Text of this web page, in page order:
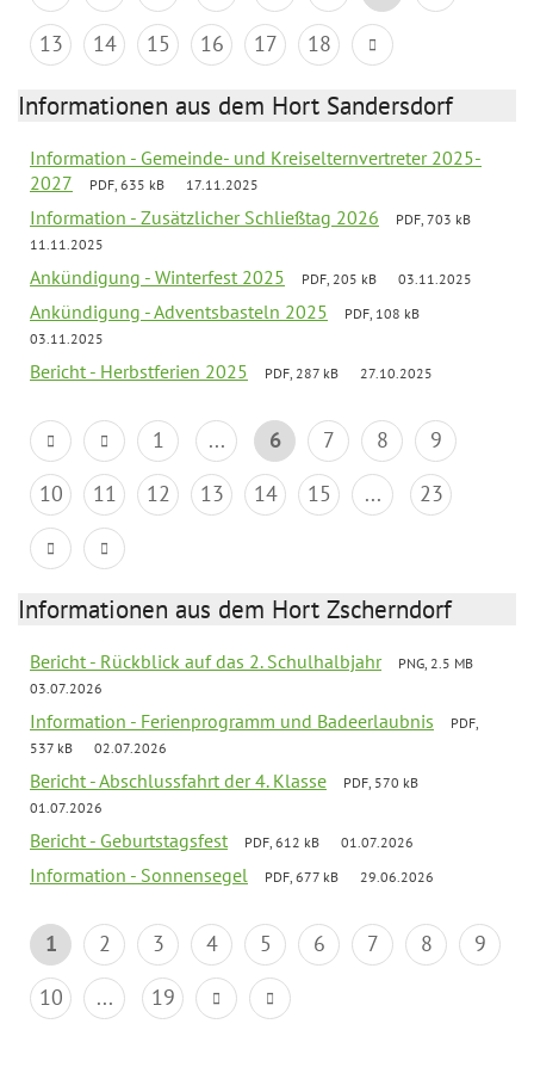
13
14 15 16 17 18
Informationen aus dem Hort Sandersdorf
Information - Gemeinde- und Kreiselternvertreter 2025-
2027
PDF, 635 kB 17.11.2025
Information - Zusätzlicher Schließtag 2026
PDF, 703 kB
11.11.2025
Ankündigung - Winterfest 2025 PDF, 205 kB 03.11.2025
Ankündigung - Adventsbasteln 2025
PDF, 108 kB
03.11.2025
Bericht - Herbstferien 2025 PDF, 287 kB 27.10.2025
1 ... 6 7 8
9
10
11 12 13 14 15 ... 23
Informationen aus dem Hort Zscherndorf
Bericht - Rückblick auf das 2. Schulhalbjahr
PNG, 2.5 MB
03.07.2026
Information - Ferienprogramm und Badeerlaubnis
PDF,
537 kB
02.07.2026
Bericht - Abschlussfahrt der 4. Klasse
PDF, 570 kB
01.07.2026
Bericht - Geburtstagsfest PDF, 612 kB 01.07.2026
Information - Sonnensegel PDF, 677 kB 29.06.2026
1 2 3 4 5 6 7 8
9
10
... 19